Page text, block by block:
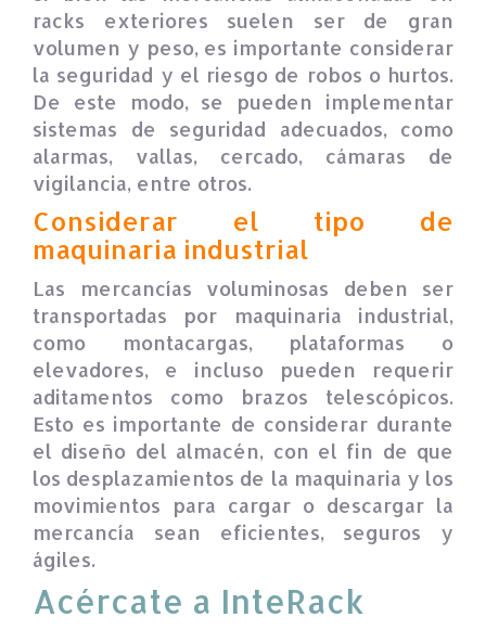
racks exteriores suelen ser de gran
volumen y peso, es importante considerar
la seguridad y el riesgo de robos o hurtos.
De este modo, se pueden implementar
sistemas de seguridad adecuados, como
alarmas, vallas, cercado, cámaras de
vigilancia, entre otros.
Considerar el tipo de
maquinaria industrial
Las mercancías voluminosas deben ser
transportadas por maquinaria industrial,
como montacargas, plataformas o
elevadores, e incluso pueden requerir
aditamentos como brazos telescópicos.
Esto es importante de considerar durante
el diseño del almacén, con el fin de que
los desplazamientos de la maquinaria y los
movimientos para cargar o descargar la
mercancía sean eficientes, seguros y
ágiles.
Acércate a InteRack